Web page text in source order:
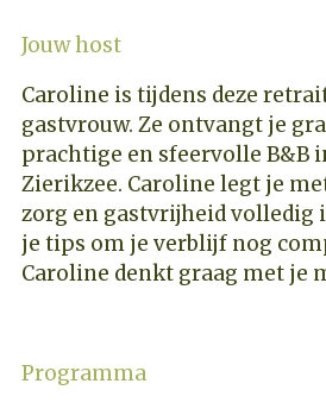
Jouw host
Caroline is tijdens deze
gastvrouw. Ze ontvangt je
prachtige en sfeervolle B&B
Zierikzee. Caroline legt je
zorg en gastvrijheid volledig
je tips om je verblijf nog
Caroline denkt graag met je
Programma